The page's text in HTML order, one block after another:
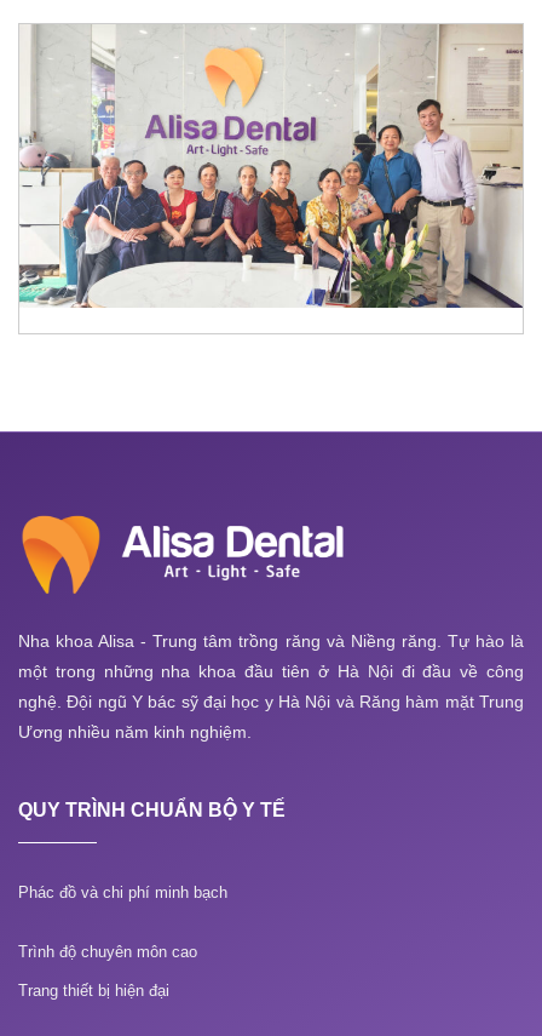
Nha khoa Alisa - Trung tâm trồng răng và Niềng răng. Tự hào là
một trong những nha khoa đầu tiên ở Hà Nội đi đầu về công
nghệ. Đội ngũ Y bác sỹ đại học y Hà Nội và Răng hàm mặt Trung
Ương nhiều năm kinh nghiệm.
QUY TRÌNH CHUẨN BỘ Y TẾ
Phác đồ và chi phí minh bạch
Trình độ chuyên môn cao
Trang thiết bị hiện đại